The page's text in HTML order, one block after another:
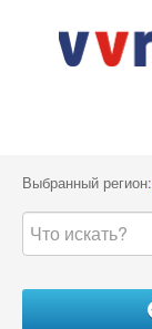
Выбранный регион: